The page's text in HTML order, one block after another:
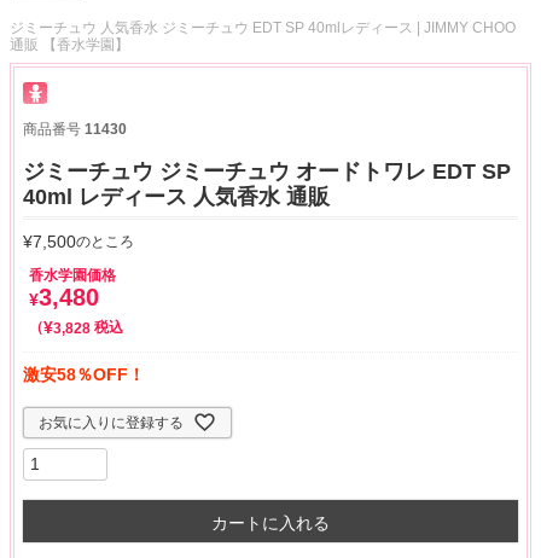
ジミーチュウ 人気香水 ジミーチュウ EDT SP 40mlレディース | JIMMY CHOO
通販 【香水学園】
商品番号 11430
ジミーチュウ ジミーチュウ オードトワレ EDT SP
40ml レディース 人気香水 通販
¥7,500のところ
香水学園価格
¥3,480
¥3,828 税込
激安58％OFF！
お気に入りに登録する
カートに入れる